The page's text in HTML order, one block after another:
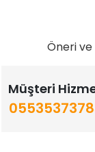
Öneri
Müşteri